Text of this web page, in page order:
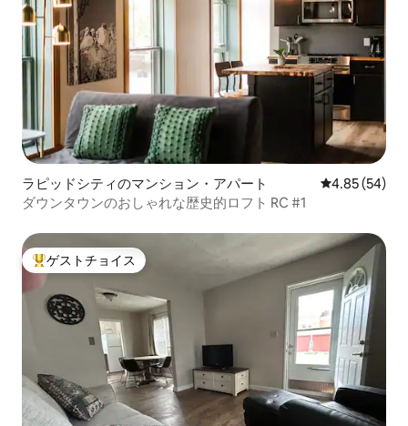
ラピッドシティのマンション・アパート レビュー54
4.85 (54)
ダウンタウンのおしゃれな歴史的ロフト RC #1
大好評のゲストチョイスです。
ゲストチョイス